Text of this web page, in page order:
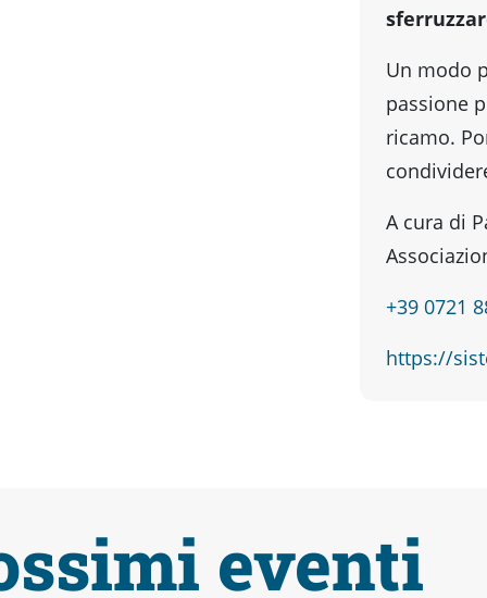
Un modo
passione
ricamo.
A cura di
+39 0721
https://
eventi